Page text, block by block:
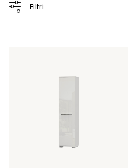
Filtri